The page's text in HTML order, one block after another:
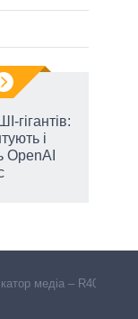
гігантів:
і
OpenAI
медіа – R40-